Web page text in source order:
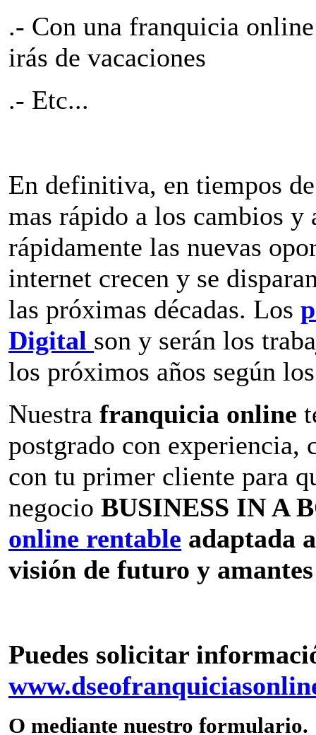
.- Con una franquicia
irás de vacaciones
.- Etc...
En definitiva, en tiempos
mas rápido a los cambios y
rápidamente las nuevas
internet crecen y se
las próximas décadas. Los
Digital son y serán los
los próximos años según
Nuestra franquicia online
postgrado con experiencia,
con tu primer cliente para
negocio BUSINESS IN A
online rentable adaptada
visión de futuro y
Puedes solicitar
O mediante nuestro formulario.